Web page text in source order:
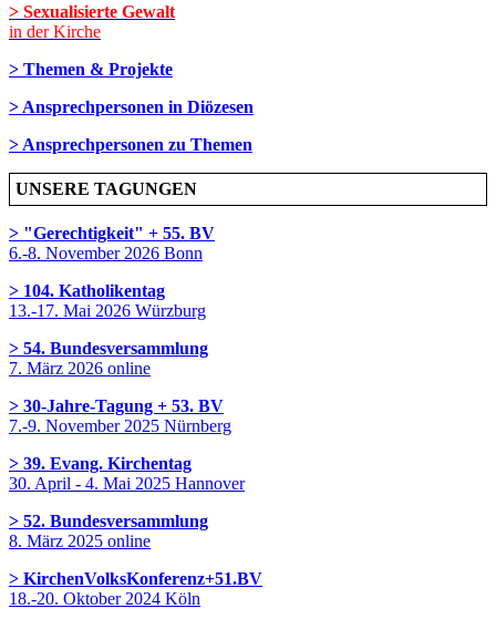
> Sexualisierte Gewalt
in der Kirche
> Themen & Projekte
> Ansprechpersonen in Diözesen
> Ansprechpersonen zu Themen
UNSERE TAGUNGEN
> "Gerechtigkeit" + 55. BV
6.-8. November 2026 Bonn
> 104. Katholikentag
13.-17. Mai 2026 Würzburg
> 54. Bundesversammlung
7. März 2026 online
> 30-Jahre-Tagung + 53. BV
7.-9. November 2025 Nürnberg
> 39. Evang. Kirchentag
30. April - 4. Mai 2025 Hannover
> 52. Bundesversammlung
8. März 2025 online
> KirchenVolksKonferenz+51.BV
18.-20. Oktober 2024 Köln